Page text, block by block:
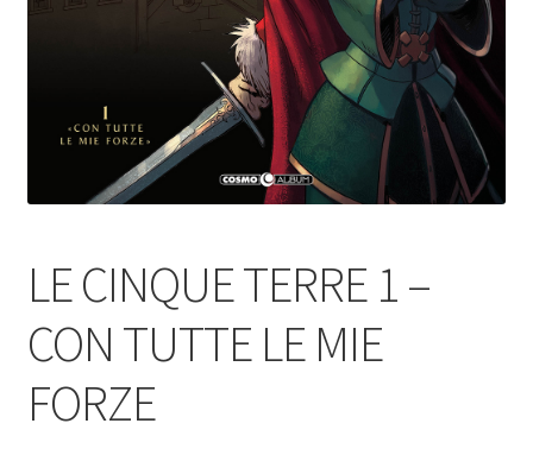
LE CINQUE TERRE 1 –
CON TUTTE LE MIE
FORZE